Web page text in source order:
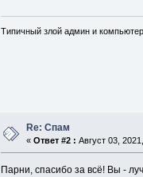
Типичный злой админ и
Re: Спам
« Ответ #2 : Август 03,
Парни, спасибо за всё! Вы -